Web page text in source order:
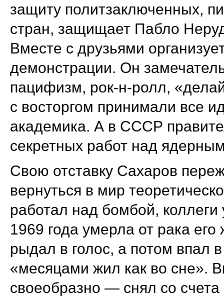
защиту политзаключенных,
стран, защищает Пабло
Вместе с друзьями
демонстрации. Он
пацифизм, рок-н-ролл,
с восторгом принимали все
академика. А в СССР
секретных работ над
Свою отставку Сахаров
вернуться в мир
работал над бомбой,
1969 года умерла от рака
рыдал в голос, а потом
«месяцами жил как во сне».
своеобразно — снял со